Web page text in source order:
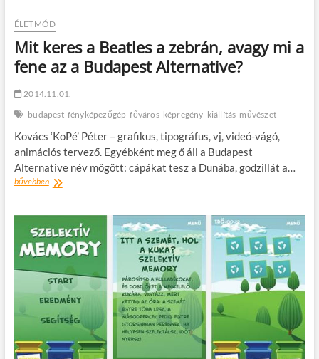
a
ÉLETMÓD
Mit keres a Beatles a zebrán, avagy mi a
fene az a Budapest Alternative?
2014.11.01.
budapest fényképezőgép főváros képregény kiállítás művészet
Kovács ‘KoPé’ Péter – grafikus, tipográfus, vj, videó-vágó,
animációs tervező. Egyébként meg ő áll a Budapest
Alternative név mögött: cápákat tesz a Dunába, godzillát a…
bővebbenMit
Beatles
a
zebrán,
avagy
mi
a
fene
a
Alternative?